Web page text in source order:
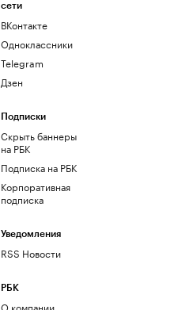
сети
ВКонтакте
Одноклассники
Telegram
Дзен
Подписки
Скрыть баннеры
на РБК
Подписка на РБК
Корпоративная
подписка
Уведомления
RSS Новости
РБК
О компании